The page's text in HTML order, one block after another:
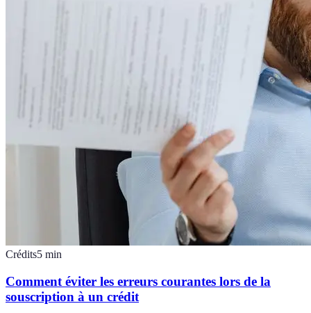
Crédits5 min
Comment éviter les erreurs courantes lors de la
souscription à un crédit